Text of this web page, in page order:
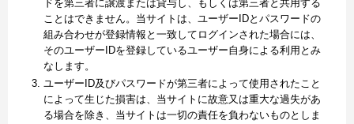
ドを第三者に譲渡または貸与し、もしくは第三者と共用する
ことはできません。当サイトは、ユーザーIDとパスワードの
組み合わせが登録情報と一致してログインされた場合には、
そのユーザーIDを登録しているユーザー自身による利用とみ
なします。
ユーザーID及びパスワードが第三者によって使用されたこと
によって生じた損害は、当サイトに故意又は重大な過失があ
る場合を除き、当サイトは一切の責任を負わないものとしま